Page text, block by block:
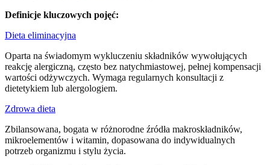
Definicje kluczowych pojęć:
Dieta eliminacyjna
Oparta na świadomym wykluczeniu składników wywołujących
reakcję alergiczną, często bez natychmiastowej, pełnej kompensacji
wartości odżywczych. Wymaga regularnych konsultacji z
dietetykiem lub alergologiem.
Zdrowa dieta
Zbilansowana, bogata w różnorodne źródła makroskładników,
mikroelementów i witamin, dopasowana do indywidualnych
potrzeb organizmu i stylu życia.